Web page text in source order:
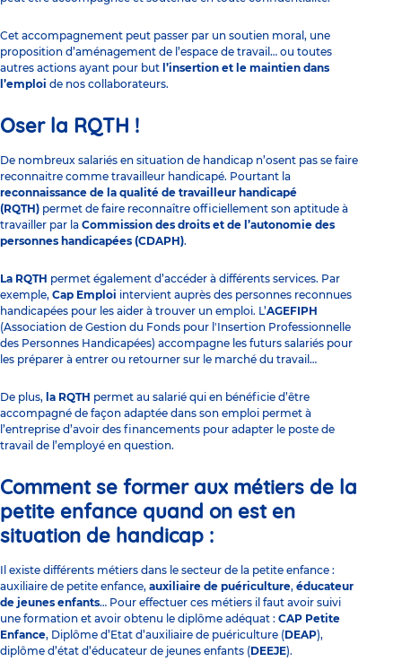
Cet accompagnement peut passer par un soutien moral, une
proposition d’aménagement de l’espace de travail… ou toutes
autres actions ayant pour but l’insertion et le maintien dans
l’emploi de nos collaborateurs.
Oser la RQTH !
De nombreux salariés en situation de handicap n’osent pas se faire
reconnaitre comme travailleur handicapé. Pourtant la
reconnaissance de la qualité de travailleur handicapé
(RQTH) permet de faire reconnaître officiellement son aptitude à
travailler par la Commission des droits et de l’autonomie des
personnes handicapées (CDAPH).
La RQTH permet également d’accéder à différents services. Par
exemple, Cap Emploi intervient auprès des personnes reconnues
handicapées pour les aider à trouver un emploi. L’AGEFIPH
(Association de Gestion du Fonds pour l'Insertion Professionnelle
des Personnes Handicapées) accompagne les futurs salariés pour
les préparer à entrer ou retourner sur le marché du travail…
De plus, la RQTH permet au salarié qui en bénéficie d’être
accompagné de façon adaptée dans son emploi permet à
l’entreprise d’avoir des financements pour adapter le poste de
travail de l’employé en question.
Comment se former aux métiers de la
petite enfance quand on est en
situation de handicap :
Il existe différents métiers dans le secteur de la petite enfance :
auxiliaire de petite enfance, auxiliaire de puériculture, éducateur
de jeunes enfants… Pour effectuer ces métiers il faut avoir suivi
une formation et avoir obtenu le diplôme adéquat : CAP Petite
Enfance, Diplôme d’Etat d’auxiliaire de puériculture (DEAP),
diplôme d’état d’éducateur de jeunes enfants (DEEJE).